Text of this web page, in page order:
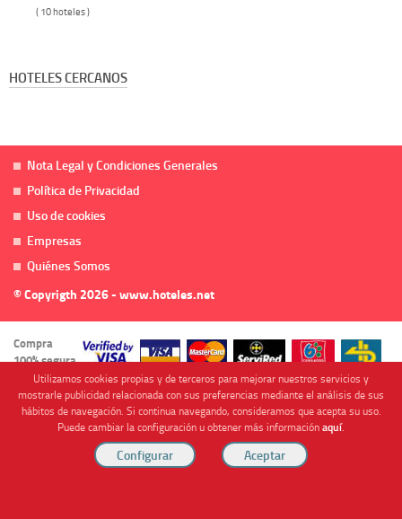
( 10 hoteles )
HOTELES CERCANOS
Nota Legal y Condiciones Generales
Política de Privacidad
Uso de cookies
Empresas
Quiénes Somos
© Copyrigth 2026 - www.hoteles.net
Compra
100% segura
Cofinanciado por
Utilizamos cookies propias y de terceros para mejorar nuestros servicios y
mostrarle publicidad relacionada con sus preferencias mediante el análisis de sus
hábitos de navegación. Si continua navegando, consideramos que acepta su uso.
Puede cambiar la configuración u obtener más informaciónaquí.